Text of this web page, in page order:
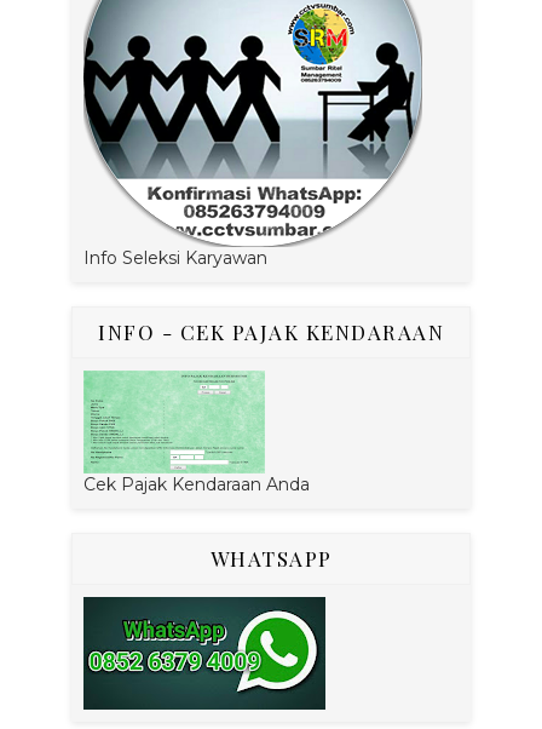
Info Seleksi Karyawan
INFO - CEK PAJAK KENDARAAN
Cek Pajak Kendaraan Anda
WHATSAPP